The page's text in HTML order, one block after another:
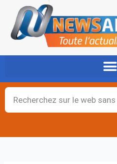
contenu
Rechercher